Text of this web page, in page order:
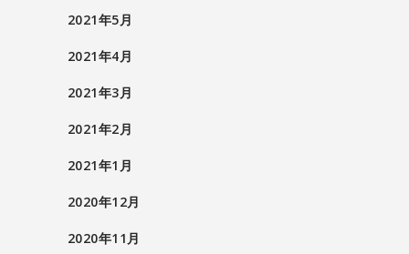
2021年5月
2021年4月
2021年3月
2021年2月
2021年1月
2020年12月
2020年11月